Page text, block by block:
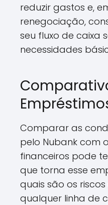
reduzir gastos e,
renegociação,
seu fluxo de caixa
necessidades
Comparar as
pelo Nubank com
financeiros pode
que torna esse
quais são os
qualquer linha de